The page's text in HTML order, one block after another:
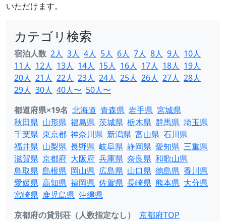
いただけます。
カテゴリ検索
宿泊人数 2人 3人 4人 5人 6人 7人 8人 9人 10人
11人 12人 13人 14人 15人 16人 17人 18人 19人
20人 21人 22人 23人 24人 25人 26人 27人 28人
29人 30人 40人〜 50人〜
都道府県×19名 北海道 青森県 岩手県 宮城県
秋田県 山形県 福島県 茨城県 栃木県 群馬県 埼玉県
千葉県 東京都 神奈川県 新潟県 富山県 石川県
福井県 山梨県 長野県 岐阜県 静岡県 愛知県 三重県
滋賀県 京都府 大阪府 兵庫県 奈良県 和歌山県
鳥取県 島根県 岡山県 広島県 山口県 徳島県 香川県
愛媛県 高知県 福岡県 佐賀県 長崎県 熊本県 大分県
宮崎県 鹿児島県 沖縄県
京都府の貸別荘（人数指定なし）
京都府TOP